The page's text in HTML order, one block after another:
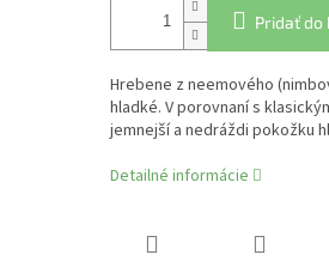
Pridať do
Hrebene z neemového
hladké. V porovnaní s
jemnejší a nedráždi pokožku
Detailné informácie